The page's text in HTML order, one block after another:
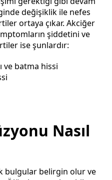
değişiklik ile nefes
ortaya çıkar. Akciğer
şiddetini ve
ise şunlardır:
ve batma hissi
Nasıl
bulgular belirgin olur ve